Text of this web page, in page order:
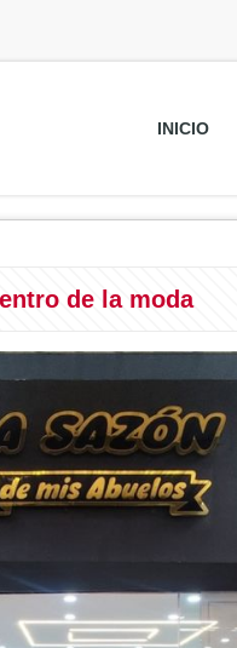
INICIO
de la moda